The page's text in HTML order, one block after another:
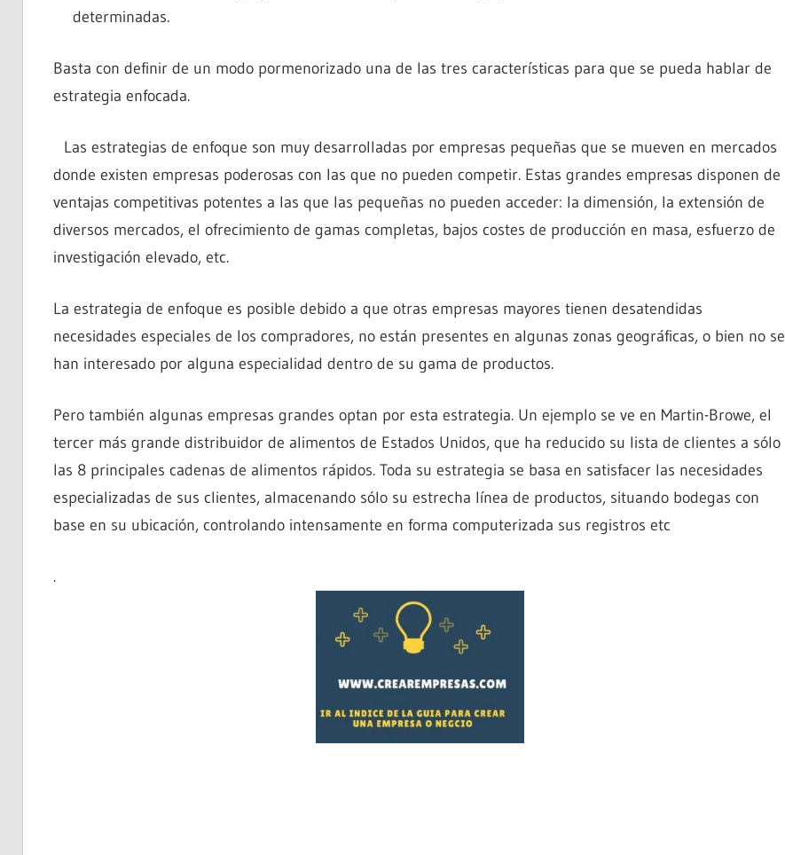
determinadas.
Basta con definir de un modo pormenorizado una de las tres características para que se pueda hablar de
estrategia enfocada.
Las estrategias de enfoque son muy desarrolladas por empresas pequeñas que se mueven en mercados
donde existen empresas poderosas con las que no pueden competir. Estas grandes empresas disponen de
ventajas competitivas potentes a las que las pequeñas no pueden acceder: la dimensión, la extensión de
diversos mercados, el ofrecimiento de gamas completas, bajos costes de producción en masa, esfuerzo de
investigación elevado, etc.
La estrategia de enfoque es posible debido a que otras empresas mayores tienen desatendidas
necesidades especiales de los compradores, no están presentes en algunas zonas geográficas, o bien no se
han interesado por alguna especialidad dentro de su gama de productos.
Pero también algunas empresas grandes optan por esta estrategia. Un ejemplo se ve en Martin-Browe, el
tercer más grande distribuidor de alimentos de Estados Unidos, que ha reducido su lista de clientes a sólo
las 8 principales cadenas de alimentos rápidos. Toda su estrategia se basa en satisfacer las necesidades
especializadas de sus clientes, almacenando sólo su estrecha línea de productos, situando bodegas con
base en su ubicación, controlando intensamente en forma computerizada sus registros etc
.